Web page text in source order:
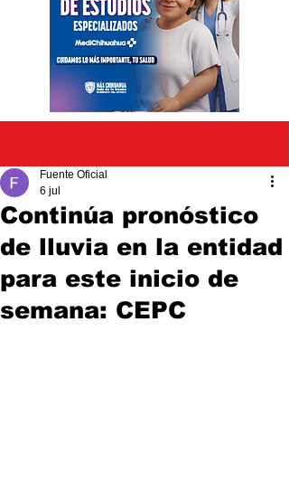
Continúa pronóstico
de lluvia en la entidad
para este inicio de
semana: CEPC
Fuente Oficial
6 jul